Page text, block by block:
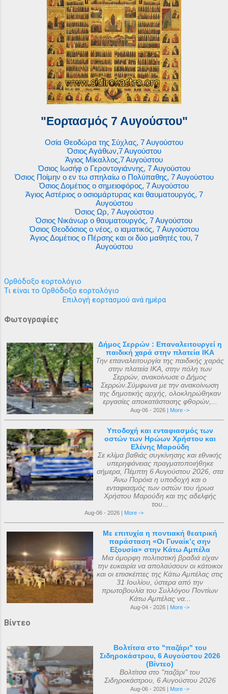
"Εορτασμός 7 Αυγούστου"
Οσία Θεοδώρα της Σύχλας, 7 Αυγούστου
Όσιος Αγάθων,7 Αυγούστου
Άγιος Μίκαλλος,7 Αυγούστου
Όσιος Ιωσήφ ο Γεροντογιάννης, 7 Αυγούστου
Όσιος Ποίμην ο εν τω σπηλαίω ο Πολύπαθης, 7 Αυγούστου
Όσιος Δομέτιος ο σημειοφόρος, 7 Αυγούστου
Άγιος Αστέριος ο οσιομάρτυρας και θαυματουργός, 7
Αυγούστου
Όσιος Ωρ, 7 Αυγούστου
Όσιος Νικάνωρ ο θαυματουργός, 7 Αυγούστου
Όσιος Θεοδόσιος ο νέος, ο ιαματικός, 7 Αυγούστου
Άγιος Δομέτιος ο Πέρσης και οι δύο μαθητές του, 7
Αυγούστου
Ορθόδοξο εορτολόγιο
Τι είναι το Ορθόδοξο εορτολόγιο
Επιλογή εορτασμού ανά ημέρα
Φωτογραφίες
Δήμος Σερρών : Επαναλειτουργεί η
παιδική χαρά στην πλατεία ΙΚΑ
Την επαναλειτουργία της παιδικής χαράς
στην πλατεία ΙΚΑ, στην πόλη των
Σερρών, ανακοίνωσε ο Δήμος
Σερρών.Σύμφωνα με την ανακοίνωση
της δημοτικής αρχής, ολοκληρώθηκαν
εργασίες αποκατάστασης φθορών,...
Aug-06 - 2026 | More ->
Υποδοχή και ενταφιασμός των
οστών των Ηρώων Χρήστου και
Ελένης Μαρούδη
Σε κλίμα βαθιάς συγκίνησης και εθνικής
υπερηφάνειας πραγματοποιήθηκε
σήμερα, Πέμπτη 6 Αυγούστου 2026, στα
Άνω Πορόια η υποδοχή και ο
ενταφιασμός των οστών του ήρωα
Χρήστου Μαρούδη και της αδελφής
του...
Aug-06 - 2026 | More ->
Με επιτυχία η ποντιακή θεατρική
παράσταση «Οι Γυναίκ’ς σην
Εξουσία» στην Κάτω Αμπέλα
Μια όμορφη πολιτιστική βραδιά είχαν
την ευκαιρία να απολαύσουν οι κάτοικοι
και οι επισκέπτες της Κάτω Αμπέλας στις
31 Ιουλίου, ύστερα από την
πρωτοβουλία του Συλλόγου Ποντίων
Κάτω Αμπέλας να...
Aug-04 - 2026 | More ->
Βίντεο
Βολτίτσα στο "παζάρι" του
Σιδηροκάστρου, 6 Αυγούστου 2026
(Βίντεο)
Βολτίτσα στο "παζάρι" του
Σιδηροκάστρου, 6 Αυγούστου 2026
Aug-06 - 2026 | More ->